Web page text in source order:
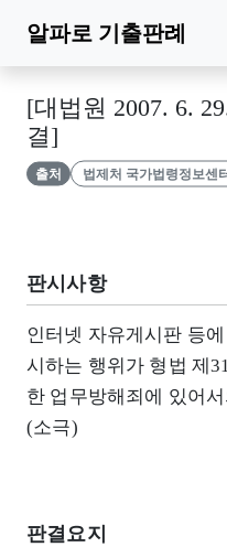
알파로 기출판례
[대법원 2007. 6.
결]
출처 법제처 국가법령정보센
판시사항
인터넷 자유게시판 등
시하는 행위가 형법 제
한 업무방해죄에 있어
(소극)
판결요지